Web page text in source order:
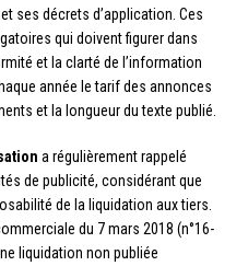
et ses décrets d’application. Ces
qui doivent figurer dans
et la clarté de l’information
année le tarif des annonces
et la longueur du texte publié.
a régulièrement rappelé
de publicité, considérant que
de la liquidation aux tiers.
du 7 mars 2018 (n°16-
liquidation non publiée